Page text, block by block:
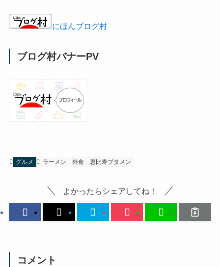
にほんブログ村
ブログ村バナーPV
グルメ ラーメン 外食 恵比寿ブタメン
よかったらシェアしてね！
コメント